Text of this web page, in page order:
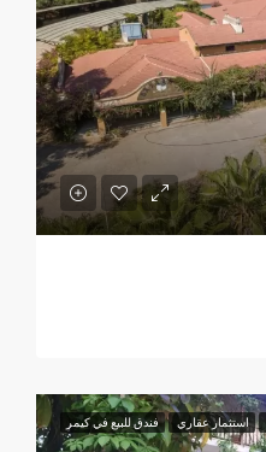
استثمار عقاري فندق للبيع في كيمر